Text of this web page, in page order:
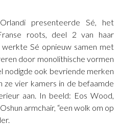
presenteerde Sé, het
roots, deel 2 van haar
Sé opnieuw samen met
door monolithische vormen
nodigde ook bevriende merken
ze vier kamers in de befaamde
aan. In beeld: Eos Wood,
armchair, “een wolk om op